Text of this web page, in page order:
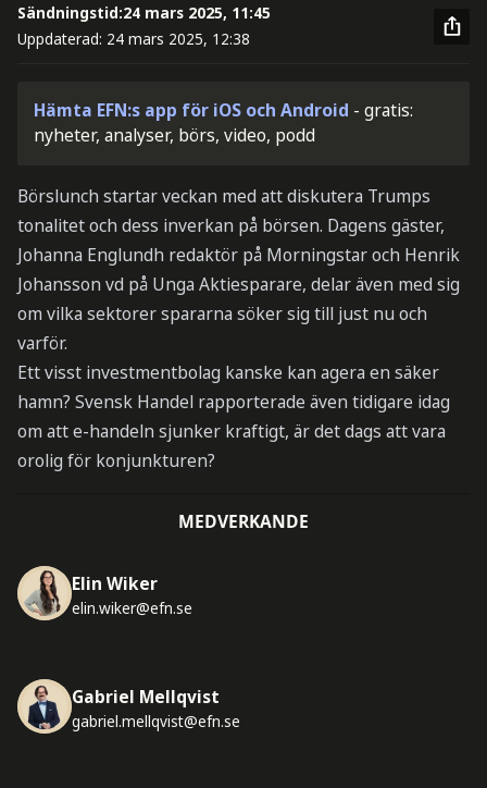
Sändningstid:24 mars 2025, 11:45
Uppdaterad: 24 mars 2025, 12:38
Hämta EFN:s app för iOS och Android - gratis:
nyheter, analyser, börs, video, podd
Börslunch startar veckan med att diskutera Trumps
tonalitet och dess inverkan på börsen. Dagens gäster,
Johanna Englundh redaktör på Morningstar och Henrik
Johansson vd på Unga Aktiesparare, delar även med sig
om vilka sektorer spararna söker sig till just nu och
varför.
Ett visst investmentbolag kanske kan agera en säker
hamn? Svensk Handel rapporterade även tidigare idag
om att e-handeln sjunker kraftigt, är det dags att vara
orolig för konjunkturen?
MEDVERKANDE
Elin Wiker
elin.wiker@efn.se
Gabriel Mellqvist
gabriel.mellqvist@efn.se